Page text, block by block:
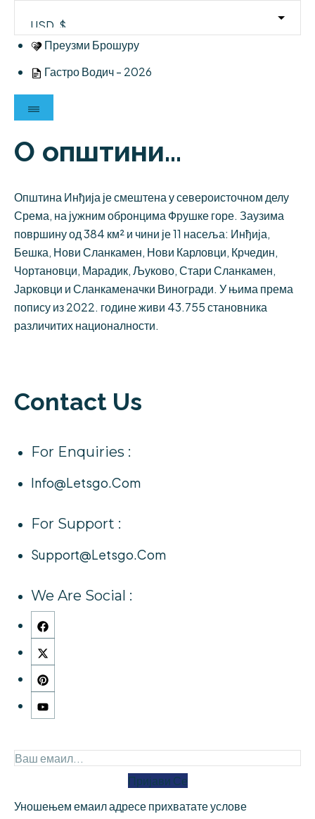
contentПреузми Брошуру
Гастро Водич - 2026
О општини...
Општина Инђија је смештена у североисточном делу
Срема, на јужним обронцима Фрушке горе. Заузима
површину од 384 км² и чини је 11 насеља: Инђија,
Бешка, Нови Сланкамен, Нови Карловци, Крчедин,
Чортановци, Марадик, Љуково, Стари Сланкамен,
Јарковци и Сланкаменачки Виногради. У њима према
попису из 2022. године живи 43.755 становника
различитих националности.
Contact Us
For Enquiries :
Info@letsgo.com
For Support :
Support@letsgo.com
We Are Social :
Пријави Се
Уношењем емаил адресе прихватате услове